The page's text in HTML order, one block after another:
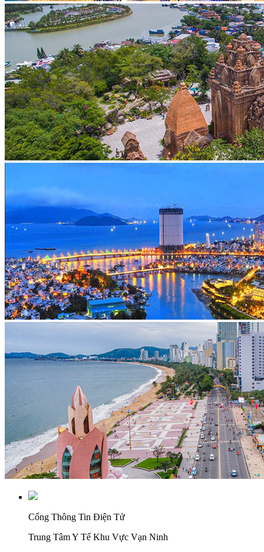
Cổng Thông Tin Điện Tử
Trung Tâm Y Tế Khu Vực Vạn Ninh